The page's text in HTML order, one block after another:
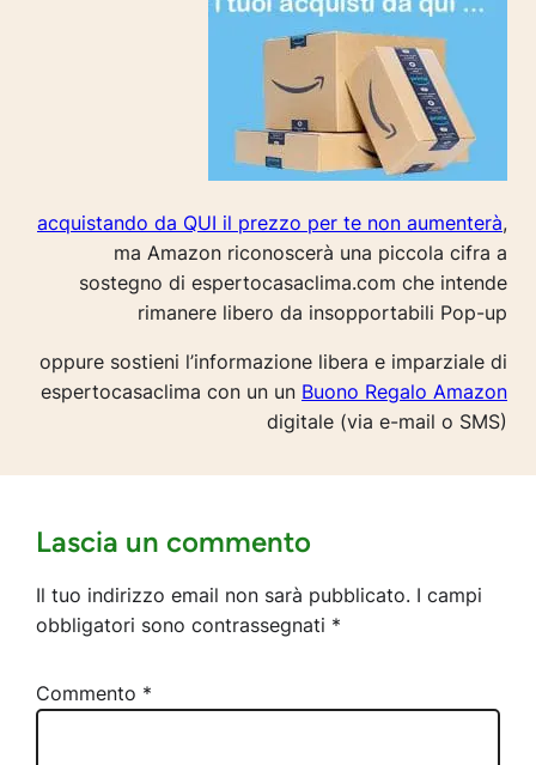
acquistando da QUI il prezzo per te non aumenterà,
ma Amazon riconoscerà una piccola cifra a
sostegno di espertocasaclima.com che intende
rimanere libero da insopportabili Pop-up
oppure sostieni l’informazione libera e imparziale di
espertocasaclima con un un Buono Regalo Amazon
digitale (via e-mail o SMS)
Lascia un commento
Il tuo indirizzo email non sarà pubblicato. I campi
obbligatori sono contrassegnati *
Commento *